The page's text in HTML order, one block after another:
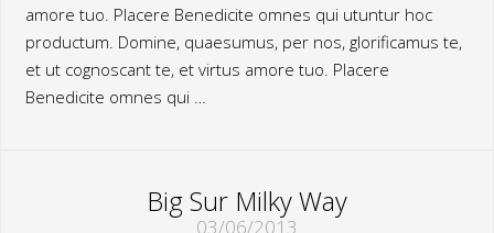
amore tuo. Placere Benedicite omnes qui utuntur hoc
productum. Domine, quaesumus, per nos, glorificamus te,
et ut cognoscant te, et virtus amore tuo. Placere
Benedicite omnes qui …
Big Sur Milky Way
03/06/2013